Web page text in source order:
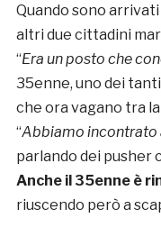
Quando sono
altri due cittadini
“Era un posto che
35enne, uno dei
che ora vagano tra
“Abbiamo incontrato
parlando dei pusher
Anche il 35enne è
riuscendo però a